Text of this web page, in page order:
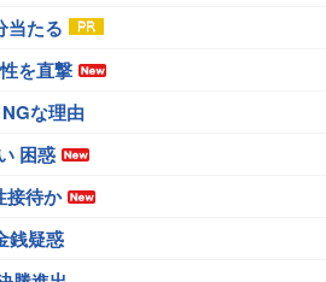
当たる
を直撃
な理由
困惑
接待か
銭疑惑